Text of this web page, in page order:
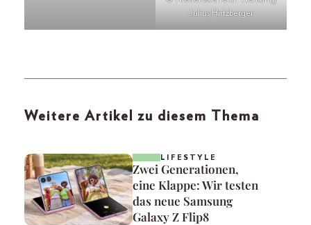
Julius Hirtzberger
Weitere Artikel zu diesem Thema
LIFESTYLE
Zwei Generationen,
eine Klappe: Wir testen
das neue Samsung
Galaxy Z Flip8